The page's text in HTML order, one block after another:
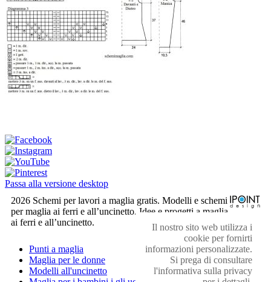
Passa alla versione desktop
2026 Schemi per lavori a maglia gratis. Modelli e schemi
per maglia ai ferri e all’uncinetto. Idee e progetti a maglia
ai ferri e all’uncinetto.
Punti a maglia
Maglia per le donne
Modelli all'uncinetto
Il nostro sito web utilizza i
cookie per fornirti
informazioni personalizzate.
Si prega di consultare
l'informativa sulla privacy